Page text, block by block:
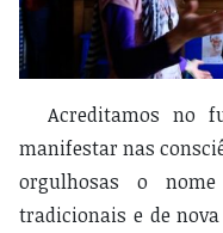
Acreditamos no
manifestar nas
orgulhosas o
tradicionais e de